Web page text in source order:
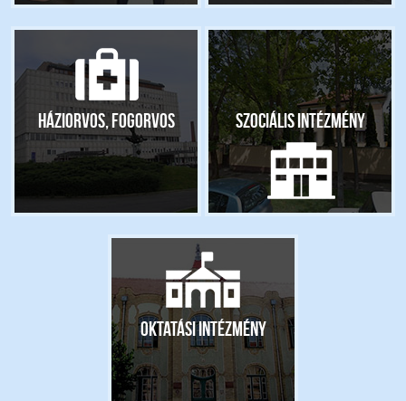
Háziorvos, fogorvos Szociális intézmény
Oktatási intézmény